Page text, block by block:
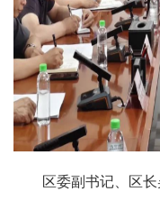
区委副书记、区长